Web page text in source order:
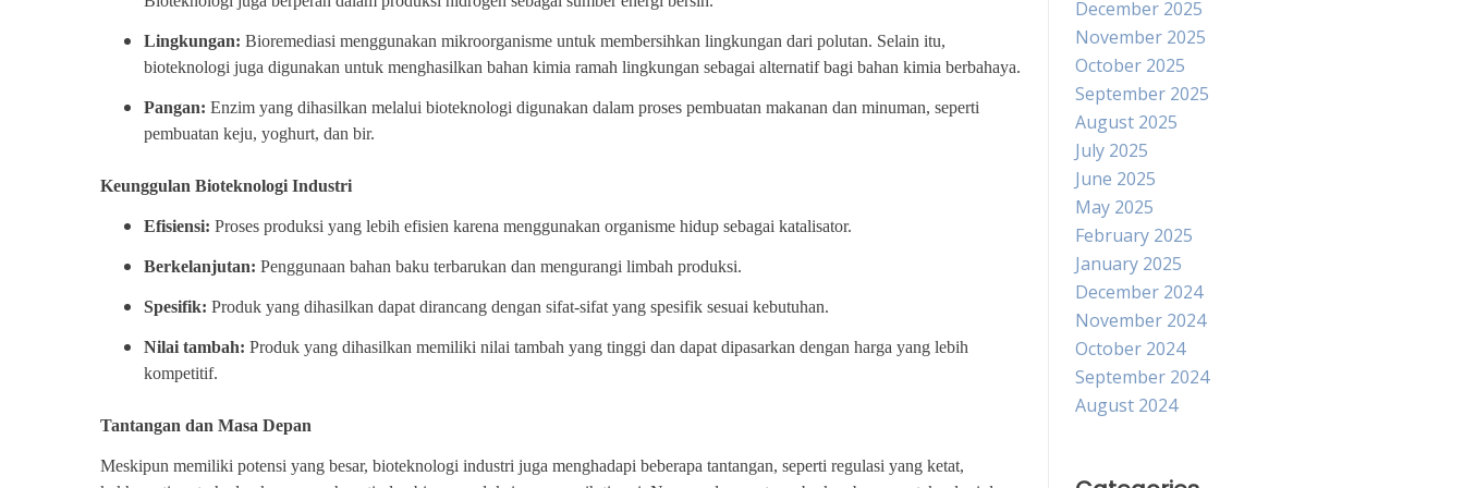
Lingkungan: Bioremediasi menggunakan mikroorganisme untuk membersihkan lingkungan dari polutan. Selain itu,
bioteknologi juga digunakan untuk menghasilkan bahan kimia ramah lingkungan sebagai alternatif bagi bahan kimia berbahaya.
Pangan: Enzim yang dihasilkan melalui bioteknologi digunakan dalam proses pembuatan makanan dan minuman, seperti
pembuatan keju, yoghurt, dan bir.
Keunggulan Bioteknologi Industri
Efisiensi: Proses produksi yang lebih efisien karena menggunakan organisme hidup sebagai katalisator.
Berkelanjutan: Penggunaan bahan baku terbarukan dan mengurangi limbah produksi.
Spesifik: Produk yang dihasilkan dapat dirancang dengan sifat-sifat yang spesifik sesuai kebutuhan.
Nilai tambah: Produk yang dihasilkan memiliki nilai tambah yang tinggi dan dapat dipasarkan dengan harga yang lebih
kompetitif.
Tantangan dan Masa Depan
Meskipun memiliki potensi yang besar, bioteknologi industri juga menghadapi beberapa tantangan, seperti regulasi yang ketat,
December 2025
November 2025
October 2025
September 2025
August 2025
July 2025
June 2025
May 2025
February 2025
January 2025
December 2024
November 2024
October 2024
September 2024
August 2024